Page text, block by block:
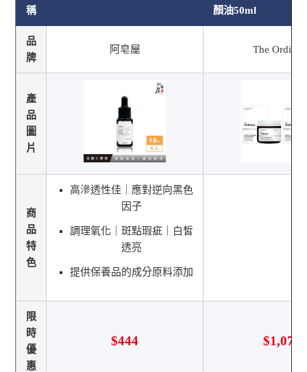
稱
顏油50ml
品
牌
阿皂屋 The
產
品
圖
片
商
品
特
色
高滲透性佳｜應對逆向黑色
因子
調理氧化｜斑點瑕疵｜白皙
透亮
提供保養品的成分原料添加
限
時
優
惠
$444 $1,078